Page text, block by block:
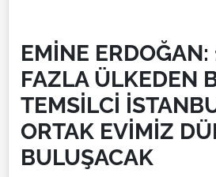
EMİNE
FAZLA ÜLKEDEN
TEMSİLCİ
ORTAK EVİMİZ
BULUŞACAK